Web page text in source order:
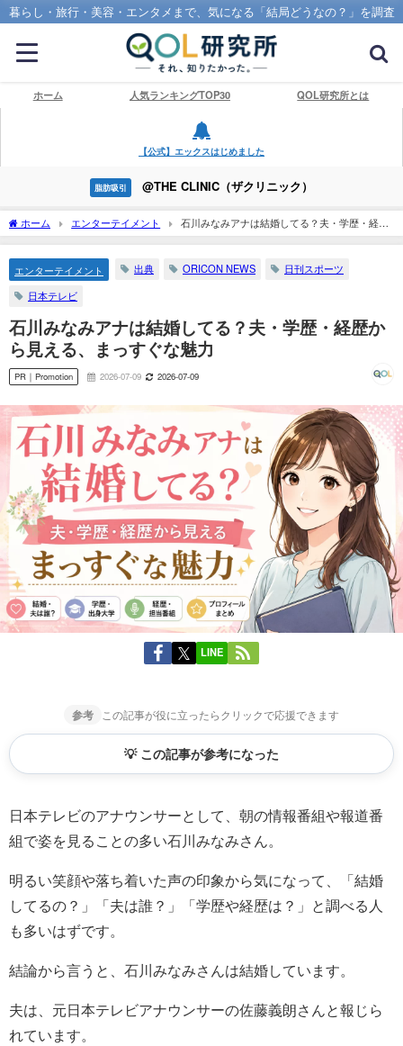
暮らし・旅行・美容・エンタメまで、気になる「結局どうなの？」を調査
ホーム 人気ランキングTOP30 QOL研究所とは
【公式】エックスはじめました
脂肪吸引 @THE CLINIC（ザクリニック）
ホーム エンターテイメント
石川みなみアナは結婚してる？夫・学歴・経歴
から見える、まっすぐな魅力
エンターテイメント 出典 ORICON NEWS
日刊スポーツ
日本テレビ
石川みなみアナは結婚してる？夫・学歴・経歴か
ら見える、まっすぐな魅力
PR｜Promotion 2026-07-09 2026-07-09
LINE
参考 この記事が役に立ったらクリックで応援できます
💡 この記事が参考になった
日本テレビのアナウンサーとして、朝の情報番組や報道番
組で姿を見ることの多い石川みなみさん。
明るい笑顔や落ち着いた声の印象から気になって、「結婚
してるの？」「夫は誰？」「学歴や経歴は？」と調べる人
も多いはずです。
結論から言うと、石川みなみさんは結婚しています。
夫は、元日本テレビアナウンサーの佐藤義朗さんと報じら
れています。